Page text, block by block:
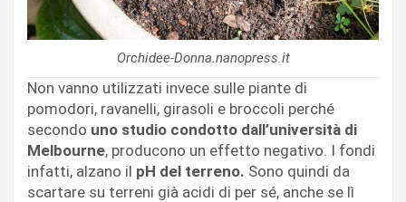
Orchidee-Donna.nanopress.it
Non vanno utilizzati invece sulle piante di
pomodori, ravanelli, girasoli e broccoli perché
secondo uno studio condotto dall’università di
Melbourne, producono un effetto negativo. I fondi
infatti, alzano il pH del terreno. Sono quindi da
scartare su terreni già acidi di per sé, anche se lì